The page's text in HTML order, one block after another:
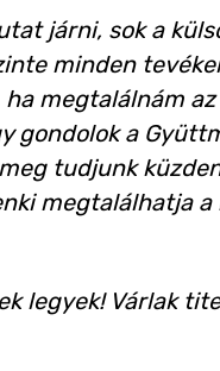
járni, sok a
minden
megtalálnám
gondolok a
tudjunk
megtalálhatja
legyek! Várlak